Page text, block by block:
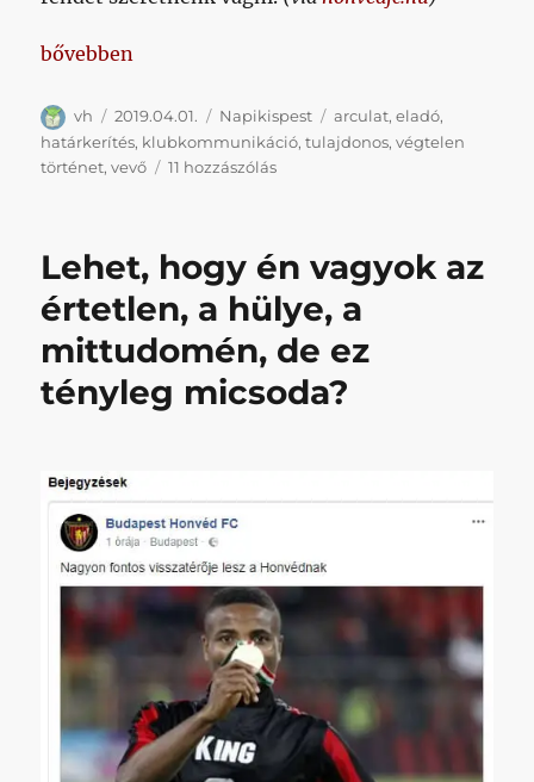
„Napikispest 2019.04.01.”
bővebben
Szerző
vh Közzétéve
2019.04.01. Kategória
Napikispest Címke
arculat,eladó,
határkerítés, klubkommunikáció,tulajdonos,végtelen
történet,vevő 11 hozzászólásNapikispest
Lehet, hogy én vagyok az
értetlen, a hülye, a
mittudomén, de ez
tényleg micsoda?